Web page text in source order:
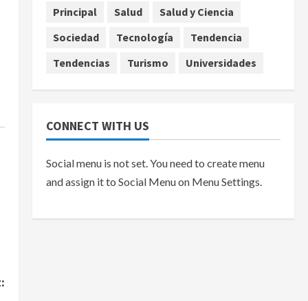
Principal
Salud
Salud y Ciencia
Sociedad
Tecnología
Tendencia
Tendencias
Turismo Universidades
CONNECT WITH US
Social menu is not set. You need to create menu
and assign it to Social Menu on Menu Settings.